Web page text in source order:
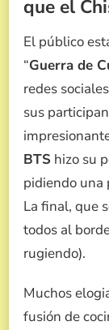
que el
El público
“Guerra de
redes
sus
BTS hizo su
pidiendo una
La final, que
todos al
rugiendo).
Muchos
fusión de